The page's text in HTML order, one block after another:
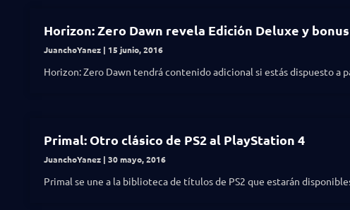
Horizon: Zero Dawn revela Edición Deluxe y
JuanchoYanez 15 junio, 2016
Horizon: Zero Dawn tendrá contenido adicional si estás dispuesto a
Primal: Otro clásico de PS2 al PlayStation 4
JuanchoYanez 30 mayo, 2016
Primal se une a la biblioteca de títulos de PS2 que estarán